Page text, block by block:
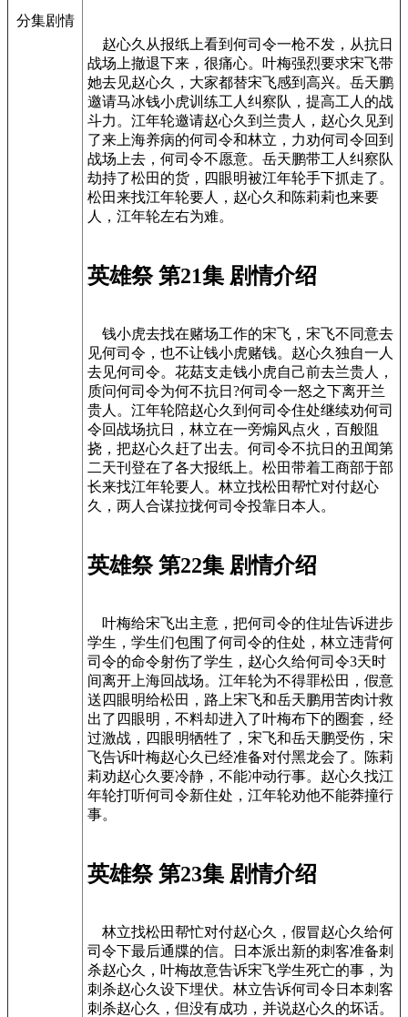
分集剧情
赵心久从报纸上看到何司令一枪不发，从抗日
战场上撤退下来，很痛心。叶梅强烈要求宋飞带
她去见赵心久，大家都替宋飞感到高兴。岳天鹏
邀请马冰钱小虎训练工人纠察队，提高工人的战
斗力。江年轮邀请赵心久到兰贵人，赵心久见到
了来上海养病的何司令和林立，力劝何司令回到
战场上去，何司令不愿意。岳天鹏带工人纠察队
劫持了松田的货，四眼明被江年轮手下抓走了。
松田来找江年轮要人，赵心久和陈莉莉也来要
人，江年轮左右为难。
英雄祭 第21集 剧情介绍
钱小虎去找在赌场工作的宋飞，宋飞不同意去
见何司令，也不让钱小虎赌钱。赵心久独自一人
去见何司令。花菇支走钱小虎自己前去兰贵人，
质问何司令为何不抗日?何司令一怒之下离开兰
贵人。江年轮陪赵心久到何司令住处继续劝何司
令回战场抗日，林立在一旁煽风点火，百般阻
挠，把赵心久赶了出去。何司令不抗日的丑闻第
二天刊登在了各大报纸上。松田带着工商部于部
长来找江年轮要人。林立找松田帮忙对付赵心
久，两人合谋拉拢何司令投靠日本人。
英雄祭 第22集 剧情介绍
叶梅给宋飞出主意，把何司令的住址告诉进步
学生，学生们包围了何司令的住处，林立违背何
司令的命令射伤了学生，赵心久给何司令3天时
间离开上海回战场。江年轮为不得罪松田，假意
送四眼明给松田，路上宋飞和岳天鹏用苦肉计救
出了四眼明，不料却进入了叶梅布下的圈套，经
过激战，四眼明牺牲了，宋飞和岳天鹏受伤，宋
飞告诉叶梅赵心久已经准备对付黑龙会了。陈莉
莉劝赵心久要冷静，不能冲动行事。赵心久找江
年轮打听何司令新住处，江年轮劝他不能莽撞行
事。
英雄祭 第23集 剧情介绍
林立找松田帮忙对付赵心久，假冒赵心久给何
司令下最后通牒的信。日本派出新的刺客准备刺
杀赵心久，叶梅故意告诉宋飞学生死亡的事，为
刺杀赵心久设下埋伏。林立告诉何司令日本刺客
刺杀赵心久，但没有成功，并说赵心久的坏话。